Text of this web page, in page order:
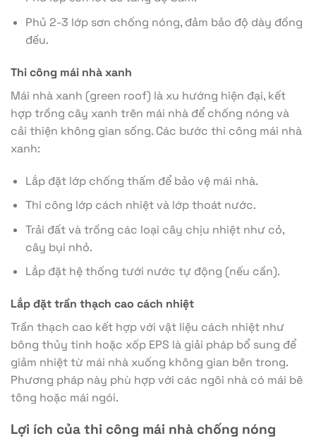
Phủ 2-3 lớp sơn chống nóng, đảm bảo độ dày đồng
đều.
Thi công mái nhà xanh
Mái nhà xanh (green roof) là xu hướng hiện đại, kết
hợp trồng cây xanh trên mái nhà để chống nóng và
cải thiện không gian sống. Các bước thi công mái nhà
xanh:
Lắp đặt lớp chống thấm để bảo vệ mái nhà.
Thi công lớp cách nhiệt và lớp thoát nước.
Trải đất và trồng các loại cây chịu nhiệt như cỏ,
cây bụi nhỏ.
Lắp đặt hệ thống tưới nước tự động (nếu cần).
Lắp đặt trần thạch cao cách nhiệt
Trần thạch cao kết hợp với vật liệu cách nhiệt như
bông thủy tinh hoặc xốp EPS là giải pháp bổ sung để
giảm nhiệt từ mái nhà xuống không gian bên trong.
Phương pháp này phù hợp với các ngôi nhà có mái bê
tông hoặc mái ngói.
Lợi ích của thi công mái nhà chống nóng